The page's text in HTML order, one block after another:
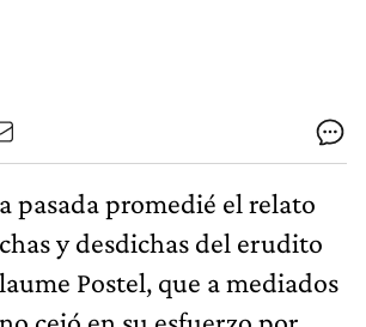
pasada promedié el relato
y desdichas del erudito
Postel, que a mediados